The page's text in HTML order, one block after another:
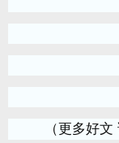
（更多好